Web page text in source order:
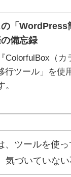
「WordPress
備忘録
ColorfulBox（
行ツール」を
ツールを使っ
づいていな